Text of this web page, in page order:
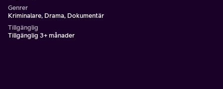
Genrer
Kriminalare, Drama, Dokumentär
Tillgänglig
Tillgänglig 3+ månader